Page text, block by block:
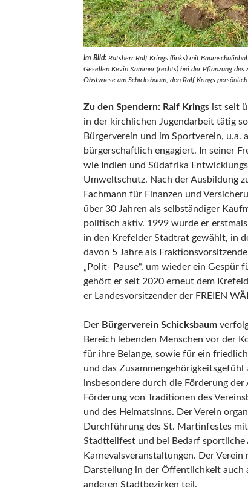
Im Bild: Ratsherr Ralf Krings (links) mit
Gesellen Kevin Kammer (rechts) bei der Pflanzung des
Obstwiese am Schicksbaum, den Ralf Krings
Zu den Spendern: Ralf Krings ist seit
in der kirchlichen Jugendarbeit tätig
Bürgerverein und im Sportverein, u.a.
bürgerschaftlich engagiert. In seiner
wie Indien und Südafrika
Umweltschutz. Nach der Ausbildung
Fachmann für Finanzen und
über 30 Jahren als selbständiger
politisch aktiv. 1999 wurde er
in den Krefelder Stadtrat gewählt, in
davon 5 Jahre als
„Polit- Pause“, um wieder ein Gespür
gehört er seit 2020 erneut dem
er Landesvorsitzender der FREIEN
Der Bürgerverein Schicksbaum
Bereich lebenden Menschen vor der
für ihre Belange, sowie für ein
und das Zusammengehörigkeitsgefühl
insbesondere durch die Förderung
Förderung von Traditionen des
und des Heimatsinns. Der Verein
Durchführung des St. Martinfestes
Stadtteilfest und bei Bedarf sportliche
Karnevalsveranstaltungen. Der Verein
Darstellung in der Öffentlichkeit auch
anderen Stadtbezirken teil.